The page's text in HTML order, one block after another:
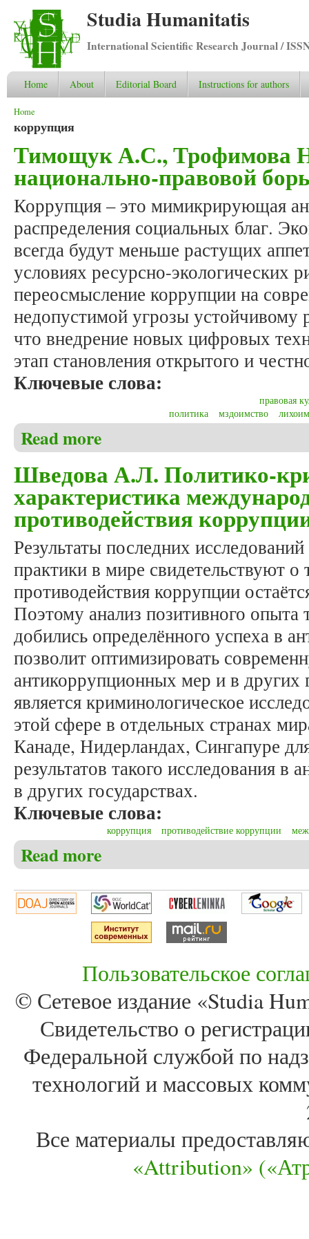
Studia Humanitatis
International Scientific Research Journal /
Home About Editorial Board Instructions for authors
You are here
Home
коррупция
Тимощук А.С., Трофимова
национально-правовой
Коррупция – это мимикрирующая
распределения социальных благ.
всегда будут меньше растущих
условиях ресурсно-экологических
переосмысление коррупции на
недопустимой угрозы
что внедрение новых цифровых
этап становления открытого и
Ключевые слова:
правовая
политика
мздоимство
Read more
Шведова А.Л. Политико-
характеристика
противодействия
Результаты последних
практики в мире свидетельствуют
противодействия коррупции
Поэтому анализ позитивного опыта
добились определённого успеха в
позволит оптимизировать
антикоррупционных мер и в других
является криминологическое
этой сфере в отдельных странах
Канаде, Нидерландах, Сингапуре
результатов такого исследования в
в других государствах.
Ключевые слова:
коррупция противодействие коррупции
Read more
Пользовательское
© Сетевое издание «Studia
Свидетельство о
Федеральной службой по
технологий и массовых
Все материалы
«Attribution»